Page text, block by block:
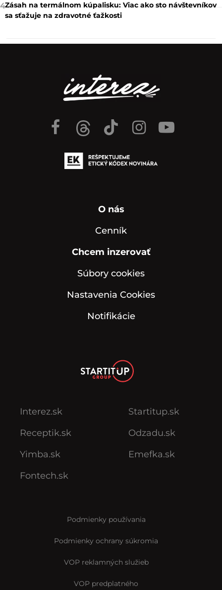
4Zásah na termálnom kúpalisku: Viac ako sto návštevníkov
sa sťažuje na zdravotné ťažkosti
O nás
Cenník
Chcem inzerovať
Súbory cookies
Nastavenia Cookies
Notifikácie
Interez.sk
Receptik.sk
Yimba.sk
Fontech.sk
Startitup.sk
Odzadu.sk
Emefka.sk
Podmienky používania
Podmienky ochrany súkromia
VOP reklamných služieb
VOP predplatného